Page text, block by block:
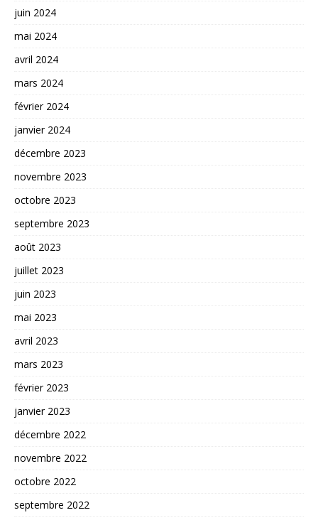
juin 2024
mai 2024
avril 2024
mars 2024
février 2024
janvier 2024
décembre 2023
novembre 2023
octobre 2023
septembre 2023
août 2023
juillet 2023
juin 2023
mai 2023
avril 2023
mars 2023
février 2023
janvier 2023
décembre 2022
novembre 2022
octobre 2022
septembre 2022